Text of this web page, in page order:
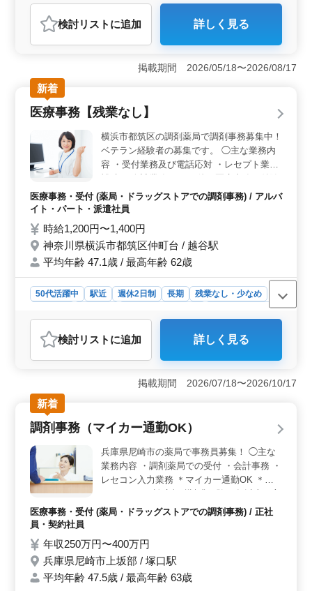
おすすめポイント
＜勤務環境＞ 喜多見駅近くの調剤薬局での勤務。駅チ
カで通勤便利。週休2日制で仕事とプライベートのメリハ
務、レセプト業務などをおまかせします。薬剤師の補助
も行い、幅広い業務で、経験が活かせます。 ＜待
遇・福利厚生＞ 年収220万円〜300万円。 交通費支
給、社会保険完備など、福利厚生面も充実しておりま
検討リスト に追加 詳しく見る
掲載期間 2026/05/18〜2026/08/17
新着
医療事務【残業なし】
横浜市都筑区の調剤薬局で調剤事務募集中！
ベテラン経験者の募集です。 ◯主な業務内
容 ・受付業務及び電話応対 ・レセプト業務
する業務 シニア世代のベテランスタッフも
活躍中です。 アットホームで働きやすい職
医療事務・受付 (薬局・ドラッグストアでの調剤事務) / アルバ
イト・パート・派遣社員
時給1,200円〜1,400円
神奈川県横浜市都筑区仲町台 / 越谷駅
平均年齢 47.1歳 / 最高年齢 62歳
50代活躍中 駅近 週休2日制 長期
残業なし・少なめ
医療事務・受付
おすすめポイント
＜働きやすさ＞ 残業がないため、ワークライフバラン
スが保てます。家族や趣味の時間を大切にしたい方には
最適です。通勤も便利で、最寄駅から徒歩圏内です。さ
らに、週3〜5日勤務が選べるため、自分のペースで働く
ことができます。 ＜経験者優遇＞ 診療報酬請求経
験者を募集しているため、これまでの経験を活かしてス
ムーズに業務に取り組むことができます。中高年の方も
す。アットホームな職場で、長期的に安定して働けま
す。 ＜待遇面＞ 時給が1,200円から1,400円と高め
で、通勤手当も実費支給されます。週休2日制で、日曜日
や祝日もしっかり休めます。夏季休暇や年末年始、ゴー
ルデンウィークもあり、プライベートを充実させながら
働くことができます。
検討リスト に追加 詳しく見る
掲載期間 2026/07/18〜2026/10/17
新着
調剤事務（マイカー通勤OK）
兵庫県尼崎市の薬局で事務員募集！ ◯主な
業務内容 ・調剤薬局での受付 ・会計事務 ・
レセコン入力業務 ＊マイカー通勤OK ＊ブ
優遇 ＊残業少なめ 50歳以上のベテランが活
医療事務・受付 (薬局・ドラッグストアでの調剤事務) / 正社
員・契約社員
年収250万円〜400万円
兵庫県尼崎市上坂部 / 塚口駅
平均年齢 47.5歳 / 最高年齢 63歳